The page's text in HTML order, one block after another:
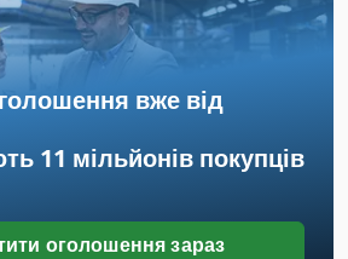
вже від
11 мільйонів покупців
оголошення зараз